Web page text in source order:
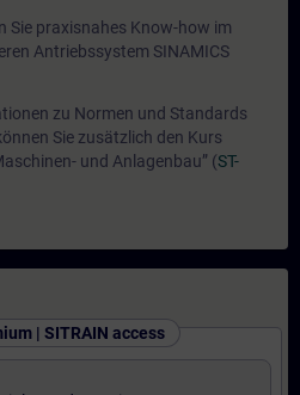
Sie praxisnahes Know-how im
Antriebssystem SINAMICS
zu Normen und Standards
Sie zusätzlich den Kurs
und Anlagenbau” (ST-
| SITRAIN access